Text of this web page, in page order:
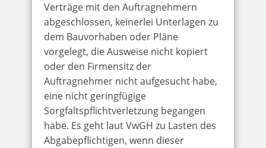
Verträge mit den Auftragnehmern
abgeschlossen, keinerlei Unterlagen zu
dem Bauvorhaben oder Pläne
vorgelegt, die Ausweise nicht kopiert
oder den Firmensitz der
Auftragnehmer nicht aufgesucht habe,
eine nicht geringfügige
Sorgfaltspflichtverletzung begangen
habe. Es geht laut VwGH zu Lasten des
Abgabepflichtigen, wenn dieser